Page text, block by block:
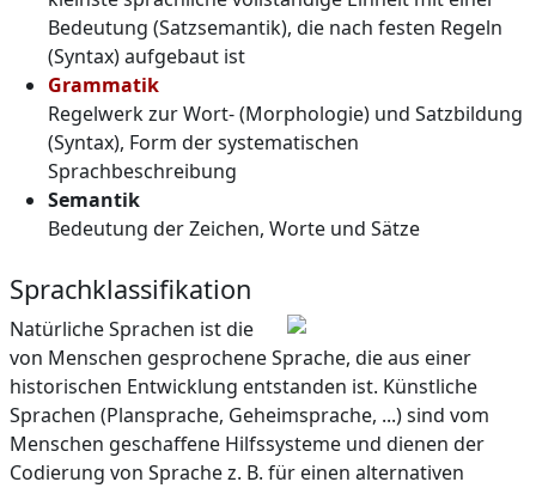
Bedeutung (Satzsemantik), die nach festen Regeln
(Syntax) aufgebaut ist
Grammatik
Regelwerk zur Wort- (Morphologie) und Satzbildung
(Syntax), Form der systematischen
Sprachbeschreibung
Semantik
Bedeutung der Zeichen, Worte und Sätze
Sprachklassifikation
Natürliche Sprachen ist die
von Menschen gesprochene Sprache, die aus einer
historischen Entwicklung entstanden ist. Künstliche
Sprachen (Plansprache, Geheimsprache, ...) sind vom
Menschen geschaffene Hilfssysteme und dienen der
Codierung von Sprache z. B. für einen alternativen